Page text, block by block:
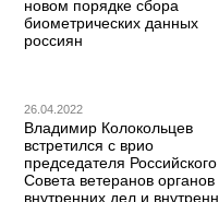
новом порядке сбора
биометрических данных
россиян
26.04.2022
Владимир Колокольцев
встретился с врио
председателя Российского
Совета ветеранов органов
внутренних дел и